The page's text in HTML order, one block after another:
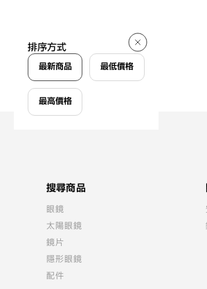
排序方式
最新商品 最低價格
最高價格
搜尋商品
眼鏡
太陽眼鏡
鏡片
隱形眼鏡
配件